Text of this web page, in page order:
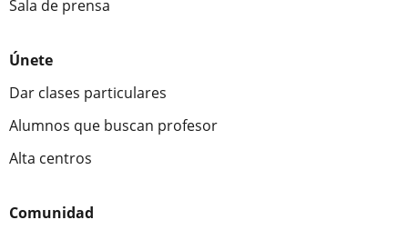
Sala de prensa
Únete
Dar clases particulares
Alumnos que buscan profesor
Alta centros
Comunidad